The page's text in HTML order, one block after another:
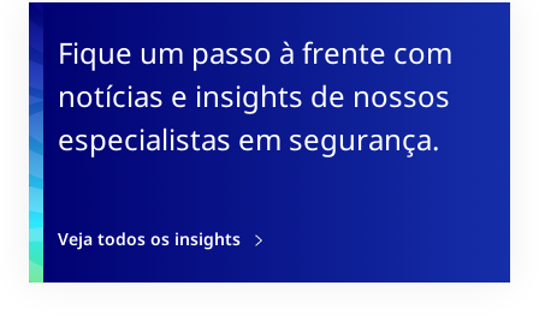
Fique um passo à frente com
notícias e insights de nossos
especialistas em segurança.
Veja todos os insights